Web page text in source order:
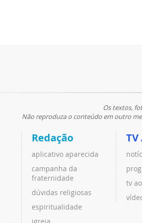
Os textos,
Não reproduza o conteúdo em outro
Redação
aplicativo aparecida
campanha da
fraternidade
dúvidas religiosas
espiritualidade
igreja
tv